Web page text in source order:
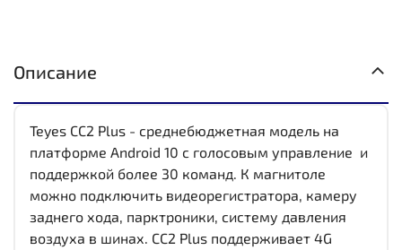
Описание
Teyes CC2 Plus - среднебюджетная модель на
платформе Android 10 с голосовым управление и
поддержкой более 30 команд. К магнитоле
можно подключить видеорегистратора, камеру
заднего хода, парктроники, систему давления
воздуха в шинах. CC2 Plus поддерживает 4G